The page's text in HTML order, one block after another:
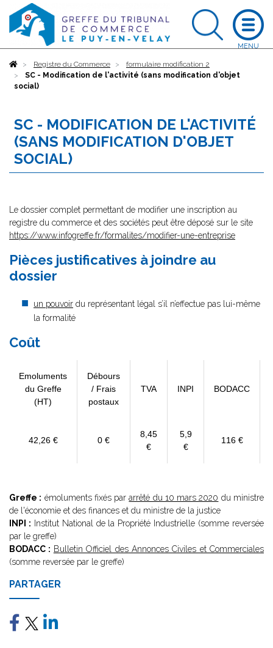
AccueilRegistre du Commerce
formulaire modification 2
SC - Modification de l'activité (sans modification d'objet
social)
SC - MODIFICATION DE L'ACTIVITÉ
(SANS MODIFICATION D'OBJET
SOCIAL)
Le dossier complet permettant de modifier une inscription au
registre du commerce et des sociétés peut être déposé sur le site
https://www.infogreffe.fr/formalites/modifier-une-entreprise
Pièces justificatives à joindre au
dossier
un pouvoir du représentant légal s’il n’effectue pas lui-même
la formalité
Coût
Emoluments
du Greffe
(HT)
Débours
/ Frais
postaux
TVA INPI BODACC
42,26 € 0 €
8,45
€
5,9
€
116 €
Greffe : émoluments fixés pararrêté du 10 mars 2020 du ministre
de l'économie et des finances et du ministre de la justice
INPI : Institut National de la Propriété Industrielle (somme reversée
par le greffe)
BODACC : Bulletin Officiel des Annonces Civiles et Commerciales
(somme reversée par le greffe)
PARTAGER